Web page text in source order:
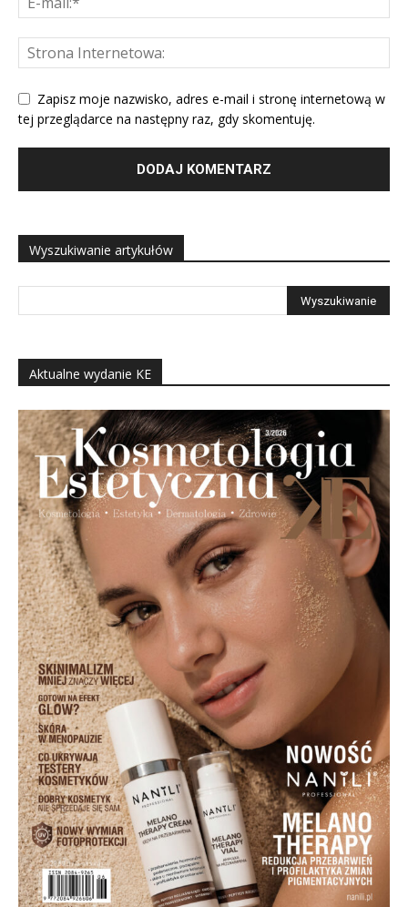
Zapisz moje nazwisko, adres e-mail i stronę internetową w
tej przeglądarce na następny raz, gdy skomentuję.
Wyszukiwanie artykułów
Aktualne wydanie KE